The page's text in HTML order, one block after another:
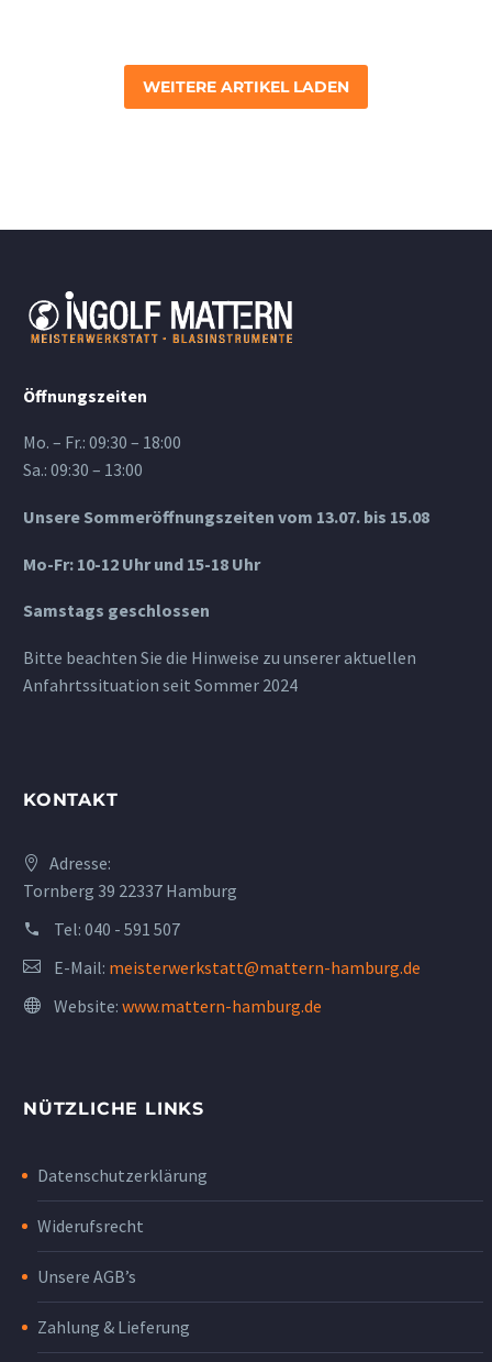
WEITERE ARTIKEL LADEN
Öffnungszeiten
Mo. – Fr.: 09:30 – 18:00
Sa.: 09:30 – 13:00
Unsere Sommeröffnungszeiten vom 13.07. bis 15.08
Mo-Fr: 10-12 Uhr und 15-18 Uhr
Samstags geschlossen
Bitte beachten Sie die Hinweise zu unserer aktuellen
Anfahrtssituation seit Sommer 2024
KONTAKT
Adresse:
Tornberg 39 22337 Hamburg
Tel: 040 - 591 507
E-Mail: meisterwerkstatt@mattern-hamburg.de
Website: www.mattern-hamburg.de
NÜTZLICHE LINKS
Datenschutzerklärung
Widerufsrecht
Unsere AGB’s
Zahlung & Lieferung